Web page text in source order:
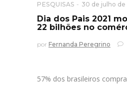
PESQUISAS 30 de julho de
Dia dos Pais 2021
22 bilhões no
por Fernanda Peregrino
57% dos brasileiros